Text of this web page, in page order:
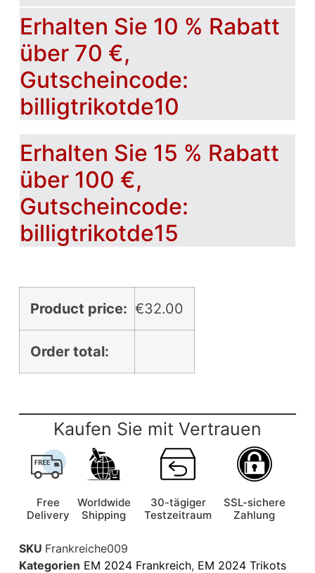
Erhalten Sie 10 % Rabatt
über 70 €,
Gutscheincode:
billigtrikotde10
Erhalten Sie 15 % Rabatt
über 100 €,
Gutscheincode:
billigtrikotde15
Product price: €32.00
Order total:
Kaufen Sie mit Vertrauen
Free
Delivery
Worldwide
Shipping
30-tägiger
Testzeitraum
SSL-sichere
Zahlung
SKU Frankreiche009
Kategorien EM 2024 Frankreich, EM 2024 Trikots